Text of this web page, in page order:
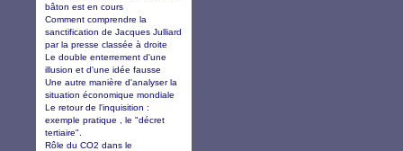
bâton est en cours
Comment comprendre la
sanctification de Jacques Julliard
par la presse classée à droite
Le double enterrement d'une
illusion et d'une idée fausse
Une autre manière d'analyser la
situation économique mondiale
Le retour de l'inquisition :
exemple pratique , le "décret
tertiaire".
Rôle du CO2 dans le